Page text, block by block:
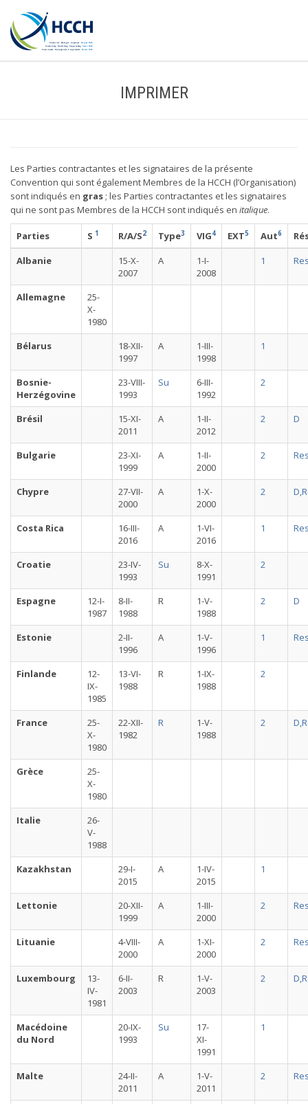
IMPRIMER
Les Parties contractantes et les signataires de la présente
Convention qui sont également Membres de la HCCH (l’Organisation)
sont indiqués en gras ; les Parties contractantes et les signataires
qui ne sont pas Membres de la HCCH sont indiqués en italique.
Parties S 1 R/A/S2 Type3 VIG4 EXT5 Aut6
Albanie
15-X-
2007
A
1-I-
2008
1
Allemagne
25-
X-
1980
Bélarus
18-XII-
1997
A
1-III-
1998
1
Bosnie-
Herzégovine
23-VIII-
1993
Su
6-III-
1992
2
Brésil
15-XI-
2011
A
1-II-
2012
2 D
Bulgarie
23-XI-
1999
A
1-II-
2000
2
Chypre
27-VII-
2000
A
1-X-
2000
2
Costa Rica
16-III-
2016
A
1-VI-
2016
1
Croatie
23-IV-
1993
Su
8-X-
1991
2
Espagne
12-I-
1987
8-II-
1988
R
1-V-
1988
2 D
Estonie
2-II-
1996
A
1-V-
1996
1
Finlande
12-
IX-
1985
13-VI-
1988
R
1-IX-
1988
2
France
25-
X-
1980
22-XII-
1982
R
1-V-
1988
2
Grèce
25-
X-
1980
Italie
26-
V-
1988
Kazakhstan
29-I-
2015
A
1-IV-
2015
1
Lettonie
20-XII-
1999
A
1-III-
2000
2
Lituanie
4-VIII-
2000
A
1-XI-
2000
2
Luxembourg
13-
IV-
1981
6-II-
2003
R
1-V-
2003
2
Macédoine
du Nord
20-IX-
1993
Su
17-
XI-
1991
1
Malte
24-II-
2011
A
1-V-
2011
2